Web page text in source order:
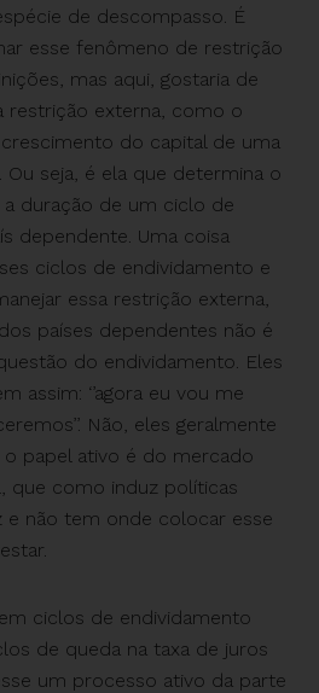
de descompasso. É
esse fenômeno de restrição
mas aqui, gostaria de
restrição externa, como o
do capital de uma
seja, é ela que determina o
duração de um ciclo de
dependente. Uma coisa
ciclos de endividamento e
essa restrição externa,
países dependentes não é
do endividamento. Eles
assim: ‘’agora eu vou me
Não, eles geralmente
papel ativo é do mercado
que como induz políticas
e não tem onde colocar esse
ciclos de endividamento
de queda na taxa de juros
um processo ativo da parte